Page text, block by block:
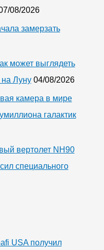
08/2026
замерзать
может выглядеть
Луну 04/08/2026
камера в мире
галактик
вертолет NH90
специального
USA получил